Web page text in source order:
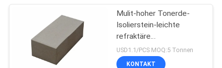
Monolithische
Feuerfestigkeit
Mulit-hoher Tonerde-
Isolierstein-leichte
refraktäre
Säurebeständigkeit
USD1.1/PCS MOQ:5 Tonnen
KONTAKT